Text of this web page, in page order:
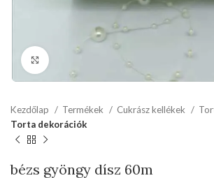
kattints a kinagyításhoz
Kezdőlap Termékek Cukrász kellékek
Torta dekorációk
bézs gyöngy dísz 60m